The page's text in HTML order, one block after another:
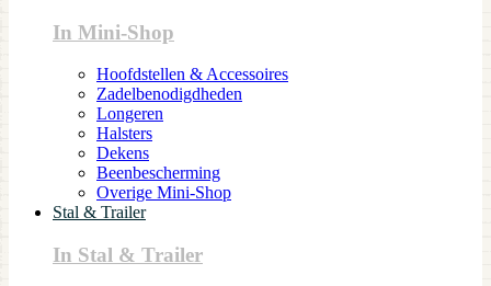
In Mini-Shop
Hoofdstellen & Accessoires
Zadelbenodigdheden
Longeren
Halsters
Dekens
Beenbescherming
Overige Mini-Shop
Stal & Trailer
In Stal & Trailer